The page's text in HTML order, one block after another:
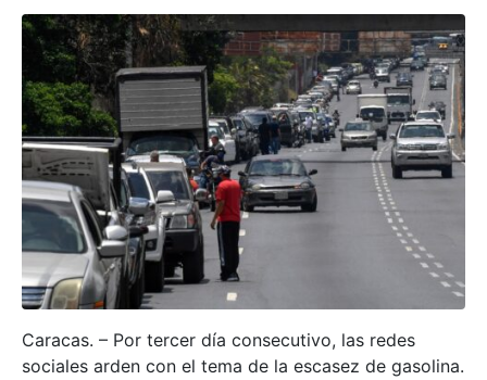
Caracas. – Por tercer día consecutivo, las redes
sociales arden con el tema de la escasez de gasolina.